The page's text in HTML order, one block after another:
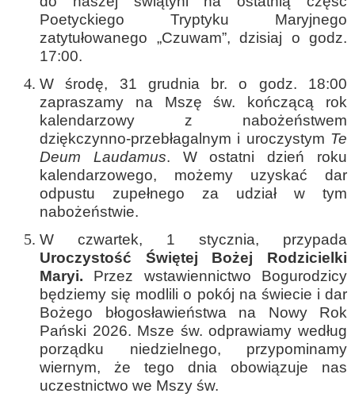
Poetyckiego Tryptyku Maryjnego
zatytułowanego „Czuwam”, dzisiaj o godz.
17:00.
W środę, 31 grudnia br. o godz. 18:00
zapraszamy na Mszę św. kończącą rok
kalendarzowy z nabożeństwem
dziękczynno-przebłagalnym i uroczystym Te
Deum Laudamus. W ostatni dzień roku
kalendarzowego, możemy uzyskać dar
odpustu zupełnego za udział w tym
nabożeństwie.
W czwartek, 1 stycznia, przypada
Uroczystość Świętej Bożej Rodzicielki
Maryi. Przez wstawiennictwo Bogurodzicy
będziemy się modlili o pokój na świecie i dar
Bożego błogosławieństwa na Nowy Rok
Pański 2026. Msze św. odprawiamy według
porządku niedzielnego, przypominamy
wiernym, że tego dnia obowiązuje nas
uczestnictwo we Mszy św.